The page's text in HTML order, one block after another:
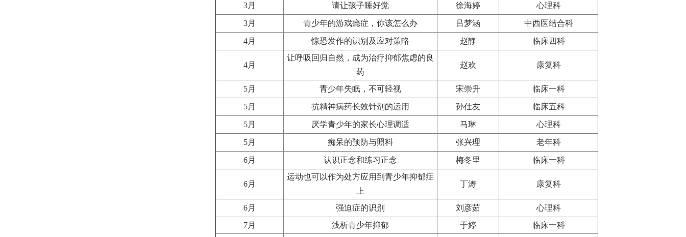
3月 请让孩子睡好觉 徐海婷 心理科
3月 青少年的游戏瘾症，你该怎么办 吕梦涵 中西医结合科
4月 惊恐发作的识别及应对策略 赵静 临床四科
4月
让呼吸回归自然，成为治疗抑郁焦虑的良
药
赵欢 康复科
5月 青少年失眠，不可轻视 宋崇升 临床一科
5月 抗精神病药长效针剂的运用 孙仕友 临床五科
5月 厌学青少年的家长心理调适 马琳 心理科
5月 痴呆的预防与照料 张兴理 老年科
6月 认识正念和练习正念 梅冬里 临床一科
6月
运动也可以作为处方应用到青少年抑郁症
上
丁涛 康复科
6月 强迫症的识别 刘彦茹
心理科
7月
浅析青少年抑郁 于婷
临床一科